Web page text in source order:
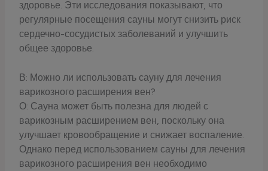
здоровье. Эти исследования показывают, что
регулярные посещения сауны могут снизить риск
сердечно-сосудистых заболеваний и улучшить
общее здоровье.
В: Можно ли использовать сауну для лечения
варикозного расширения вен?
О: Сауна может быть полезна для людей с
варикозным расширением вен, поскольку она
улучшает кровообращение и снижает воспаление.
Однако перед использованием сауны для лечения
варикозного расширения вен необходимо